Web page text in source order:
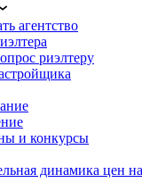
агентство
риэлтеру
и конкурсы
динамика цен